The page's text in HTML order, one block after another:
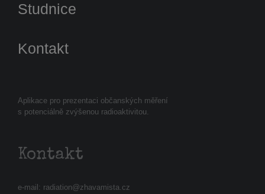
Aplikace pro prezentaci občanských měření
s potenciálně zvýšenou radioaktivitou.
Kontakt
e-mail: radiation@zhavamista.cz
Studnice
Kontakt